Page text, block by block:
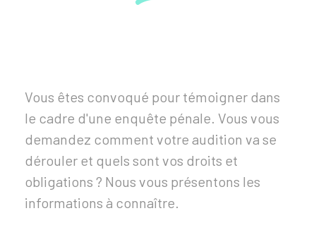
Vous êtes convoqué pour témoigner dans
le cadre d'une enquête pénale. Vous vous
demandez comment votre audition va se
dérouler et quels sont vos droits et
obligations ? Nous vous présentons les
informations à connaître.